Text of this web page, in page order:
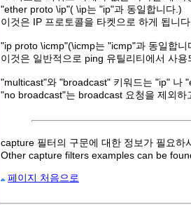
"ether proto \ip"( \ip는 "ip"과 동일합니다.)
이것은 IP 프로토콜을 타켓으로 하게 됩니
"ip proto \icmp"(\icmp는 "icmp"과 동일합니
이것은 일반적으로 ping 유틸리티에서 사
"multicast"와 "broadcast" 키워드는 "ip" 나
"no broadcast"는 broadcast 요청을 제외
capture 필터의 구문에 대한 정보가 필요하
Other capture filters examples can be
페이지 처음으로